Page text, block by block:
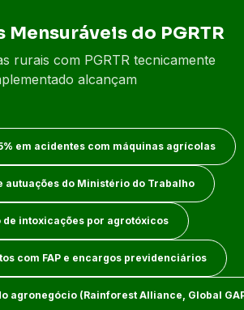
Mensuráveis do PGRTR
rurais com PGRTR tecnicamente
alcançam
em acidentes com máquinas agrícolas
autuações do Ministério do Trabalho
de intoxicações por agrotóxicos
com FAP e encargos previdenciários
agronegócio (Rainforest Alliance, Global